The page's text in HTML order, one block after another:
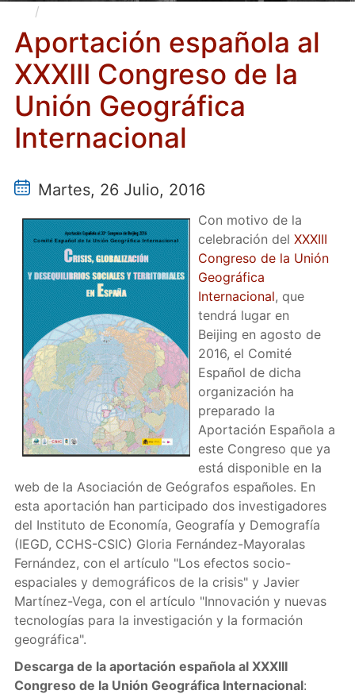
Unión Geográfica Internacional
Aportación española al
XXXIII Congreso de la
Unión Geográfica
Internacional
Martes, 26 Julio, 2016
Con motivo de la
celebración del XXXIII
Congreso de la Unión
Geográfica
Internacional, que
tendrá lugar en
Beijing en agosto de
2016, el Comité
Español de dicha
organización ha
preparado la
Aportación Española a
este Congreso que ya
está disponible en la
web de la Asociación de Geógrafos españoles. En
esta aportación han participado dos investigadores
del Instituto de Economía, Geografía y Demografía
(IEGD, CCHS-CSIC) Gloria Fernández-Mayoralas
Fernández, con el artículo "Los efectos socio-
espaciales y demográficos de la crisis" y Javier
Martínez-Vega, con el artículo "Innovación y nuevas
tecnologías para la investigación y la formación
geográfica".
Descarga de la aportación española al XXXIII
Congreso de la Unión Geográfica Internacional: